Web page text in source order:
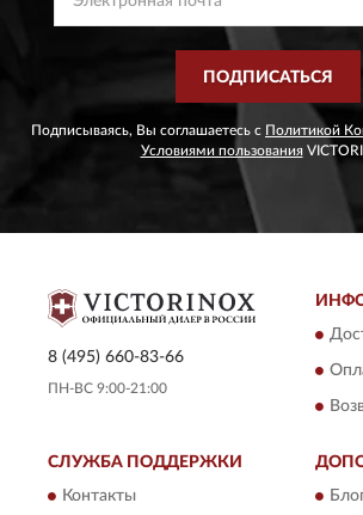
ПОДПИСАТЬСЯ
Подписываясь, Вы соглашаетесь с Политикой
Условиями пользования
8 (495) 660-83-66
ПН-ВС 9:00-21:00
СЛУЖБА ПОДДЕРЖКИ
Контакты